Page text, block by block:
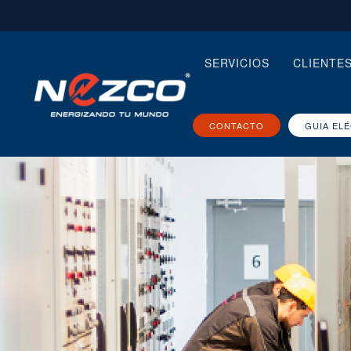
SERVICIOS
CONTACTO GUIA